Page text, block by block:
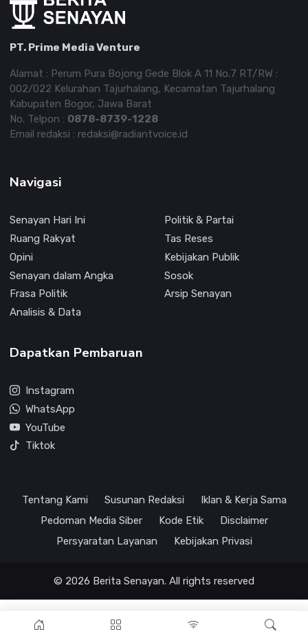
PT. Prime Media Venture
Alamat : Perum Pura Bojong Gede Blok A 11 No.7 RT/RW :
002/022 Kelurahan Tajurhalang, Kecamatan Tajurhalang
Kabupaten Bogor, Jawa Barat
No. Telpon : 0878-8739-1228
Email redaksi : redaksi@radiantvoice.id
Navigasi
Senayan Hari Ini
Politik & Partai
Ruang Rakyat
Tas Reses
Opini
Kebijakan Publik
Senayan dalam Angka
Sosok
Frasa Politik
Arsip Senayan
Analisis & Data
Dapatkan Pembaruan
Instagram
WhatsApp
YouTube
Tiktok
Tentang Kami Susunan Redaksi
Iklan & Kerja Sama
Pedoman Media Siber
Kode Etik
Disclaimer
Persyaratan Layanan
Kebijakan Privasi
© 2026 Berita Senayan. All rights reserved